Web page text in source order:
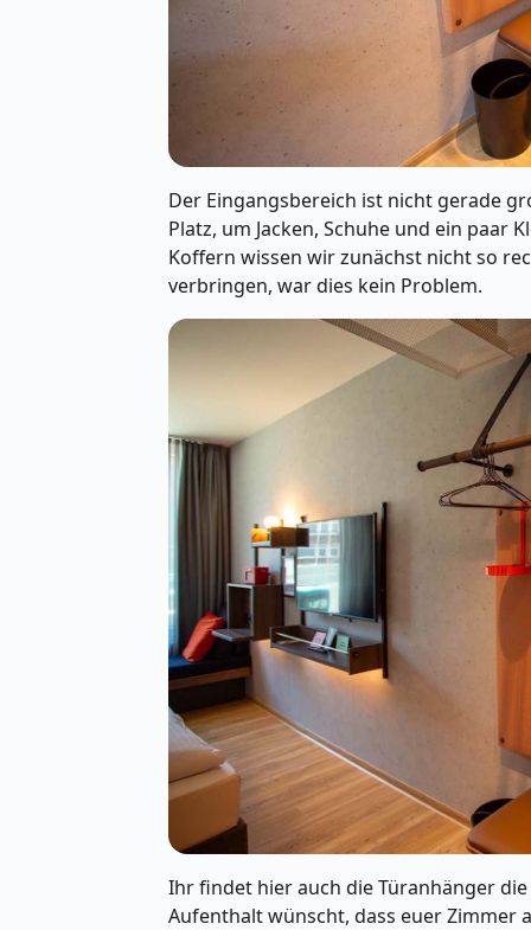
Der Eingangsbereich ist nicht gerade
Platz, um Jacken, Schuhe und ein
Koffern wissen wir zunächst nicht so
verbringen, war dies kein Problem.
Ihr findet hier auch die Türanhänger
Aufenthalt wünscht, dass euer